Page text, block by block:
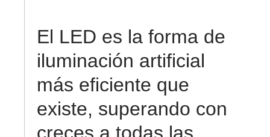
El LED es la forma de
iluminación artificial
más eficiente que
existe, superando con